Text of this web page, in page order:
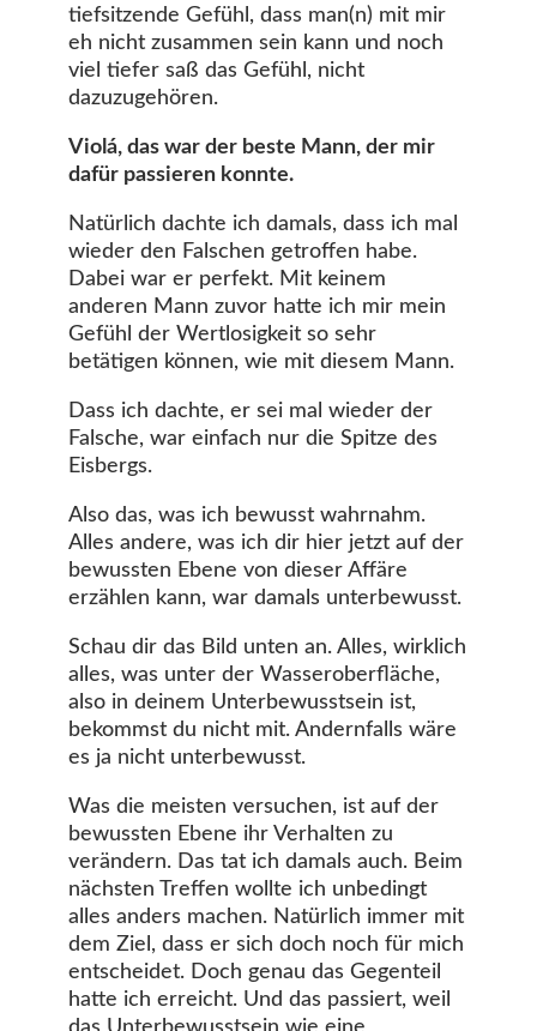
tiefsitzende Gefühl, dass man(n) mit mir
eh nicht zusammen sein kann und noch
viel tiefer saß das Gefühl, nicht
dazuzugehören.
Violá, das war der beste Mann, der mir
dafür passieren konnte.
Natürlich dachte ich damals, dass ich mal
wieder den Falschen getroffen habe.
Dabei war er perfekt. Mit keinem
anderen Mann zuvor hatte ich mir mein
Gefühl der Wertlosigkeit so sehr
betätigen können, wie mit diesem Mann.
Dass ich dachte, er sei mal wieder der
Falsche, war einfach nur die Spitze des
Eisbergs.
Also das, was ich bewusst wahrnahm.
Alles andere, was ich dir hier jetzt auf der
bewussten Ebene von dieser Affäre
erzählen kann, war damals unterbewusst.
Schau dir das Bild unten an. Alles, wirklich
alles, was unter der Wasseroberfläche,
also in deinem Unterbewusstsein ist,
bekommst du nicht mit. Andernfalls wäre
es ja nicht unterbewusst.
Was die meisten versuchen, ist auf der
bewussten Ebene ihr Verhalten zu
verändern. Das tat ich damals auch. Beim
nächsten Treffen wollte ich unbedingt
alles anders machen. Natürlich immer mit
dem Ziel, dass er sich doch noch für mich
entscheidet. Doch genau das Gegenteil
hatte ich erreicht. Und das passiert, weil